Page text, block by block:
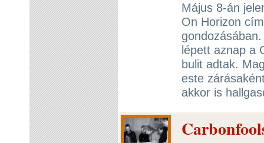
Május 8-án
On Horizon
lépett aznap a
bulit adtak.
este
akkor is